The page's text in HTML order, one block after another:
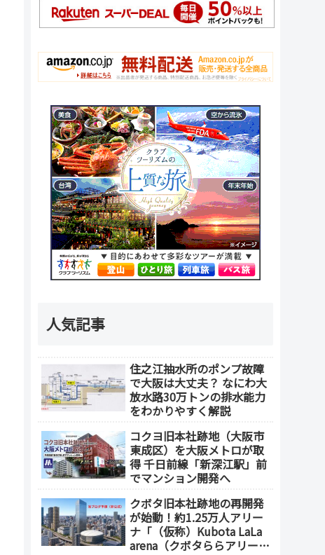
人気記事
住之江抽水所のポンプ故障
で大阪は大丈夫？ なにわ大
放水路30万トンの排水能力
をわかりやすく解説
コクヨ旧本社跡地（大阪市
東成区）を大阪メトロが取
得 千日前線「新深江駅」前
でマンション開発へ
クボタ旧本社跡地の再開発
が始動！約1.25万人アリー
ナ「（仮称）Kubota LaLa
arena（クボタららアリー